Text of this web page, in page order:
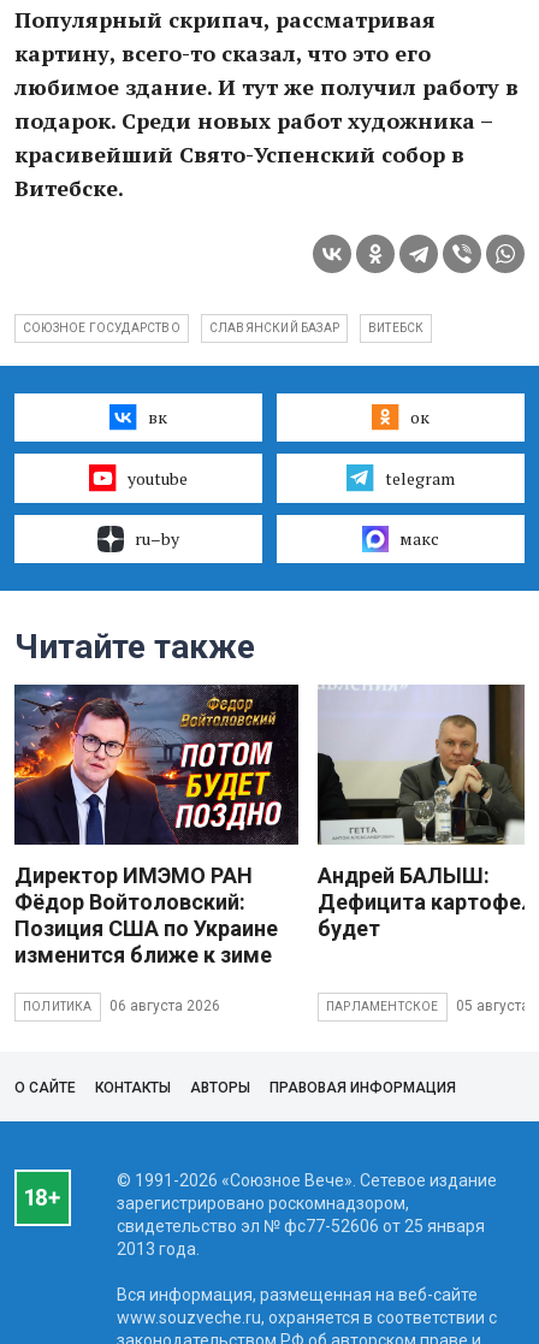
Популярный скрипач, рассматривая
картину, всего-то сказал, что это его
любимое здание. И тут же получил работу в
подарок. Среди новых работ художника –
красивейший Свято-Успенский собор в
Витебске.
СОЮЗНОЕ ГОСУДАРСТВО СЛАВЯНСКИЙ БАЗАР ВИТЕБСК
вк ок
youtube telegram
ru–by макс
Читайте также
Директор ИМЭМО РАН
Фёдор Войтоловский:
Позиция США по Украине
изменится ближе к зиме
ПОЛИТИКА 06 августа 2026
Андрей БАЛЫШ:
Дефицита
будет
ПАРЛАМЕНТСКОЕ 05 августа
О САЙТЕ КОНТАКТЫ АВТОРЫ ПРАВОВАЯ ИНФОРМАЦИЯ
© 1991-2026 «Союзное Вече». Сетевое издание
зарегистрировано роскомнадзором,
свидетельство эл № фc77-52606 от 25 января
2013 года.
Вся информация, размещенная на веб-сайте
www.souzveche.ru, охраняется в соответствии с
законодательством РФ об авторском праве и